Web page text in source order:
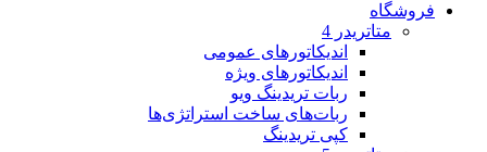
فروشگاه
متاتريدر 4
اندیکاتورهای عمومی
اندیکاتورهای ویژه
ربات تریدینگ ویو
ربات‌های ساخت استراتژی‌ها
کپی تریدینگ